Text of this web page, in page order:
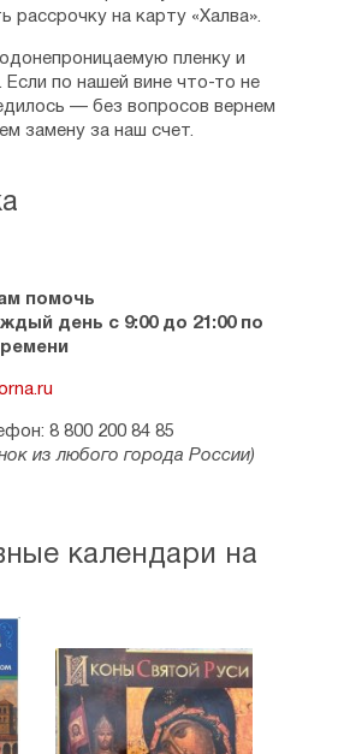
помочь
день с 9:00 до 21:00 по
8 800 200 84 85
из любого города России)
на карту «Халва».
пленку и
по нашей вине что-то не
— без вопросов вернем
замену за наш счет.
календари на